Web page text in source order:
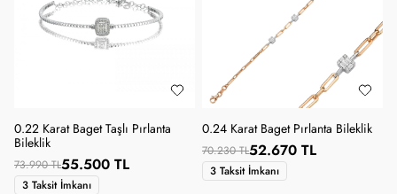
0.22 Karat Baget Taşlı Pırlanta
Bileklik
73.990 TL55.500 TL
3 Taksit İmkanı
0.24 Karat Baget Pırlanta Bileklik
70.230 TL52.670 TL
3 Taksit İmkanı